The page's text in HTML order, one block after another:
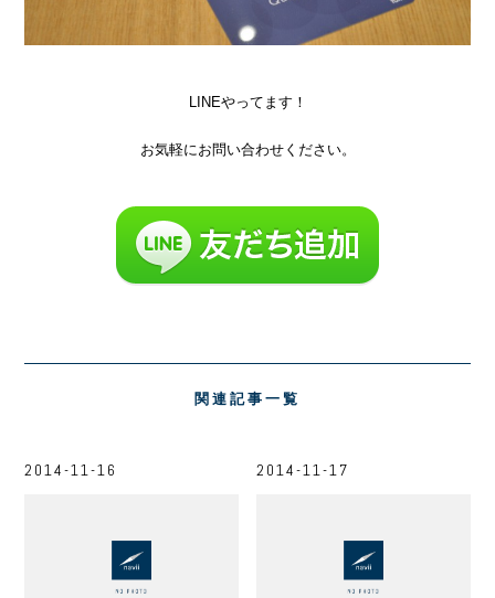
LINEやってます！
お気軽にお問い合わせください。
関連記事一覧
2014-11-16 2014-11-17